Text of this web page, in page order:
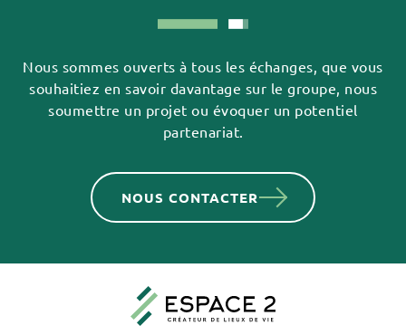
Nous sommes ouverts à tous les échanges, que vous
souhaitiez en savoir davantage sur le groupe, nous
soumettre un projet ou évoquer un potentiel
partenariat.
NOUS CONTACTER